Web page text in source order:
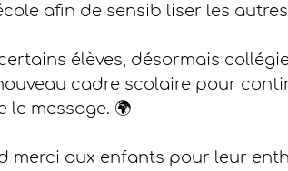
afin de sensibiliser les
élèves, désormais
cadre scolaire pour
le message. 🌍
merci aux enfants pour leur